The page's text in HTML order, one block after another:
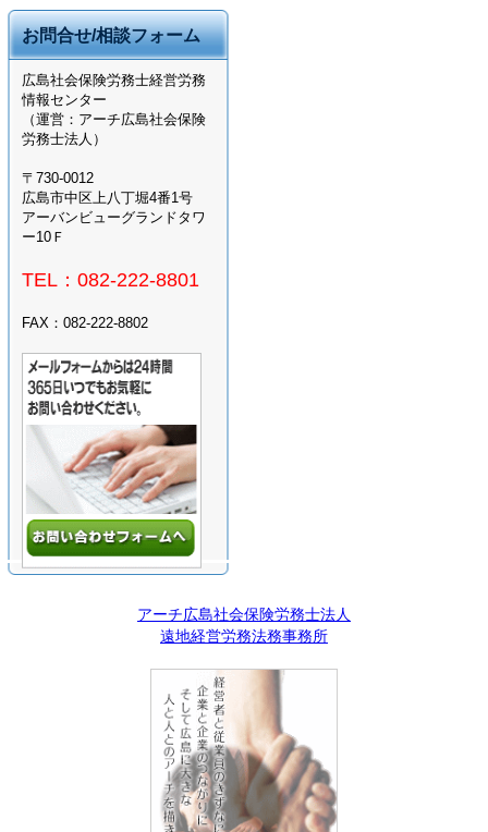
お問合せ/相談フォーム
広島社会保険労務士経営労務
情報センター
（運営：アーチ広島社会保険
労務士法人）
〒730-0012
広島市中区上八丁堀4番1号
アーバンビューグランドタワ
ー10Ｆ
TEL：082-222-8801
FAX：082-222-8802
アーチ広島社会保険労務士法人
遠地経営労務法務事務所